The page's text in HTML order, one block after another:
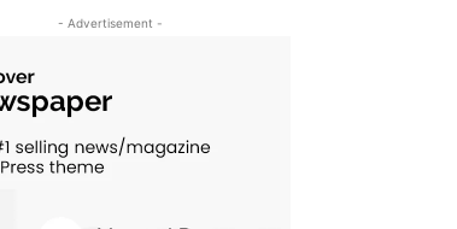
- Advertisement -